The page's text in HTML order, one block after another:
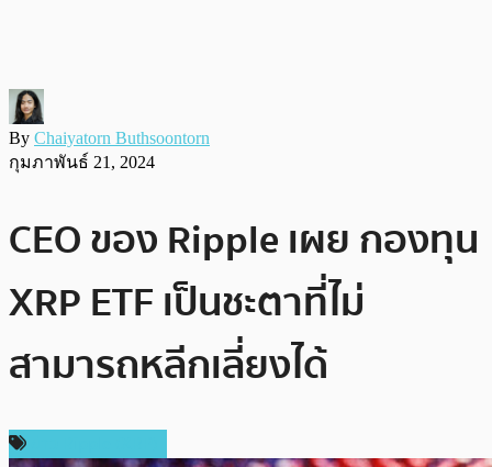
By Chaiyatorn Buthsoontorn
กุมภาพันธ์ 21, 2024
CEO ของ Ripple เผย กองทุน
XRP ETF เป็นชะตาที่ไม่
สามารถหลีกเลี่ยงได้